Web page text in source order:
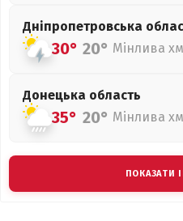
Дніпропетровська
30° 20° Мінлива
Донецька область
35° 20° Мінлива
ПОКАЗАТИ